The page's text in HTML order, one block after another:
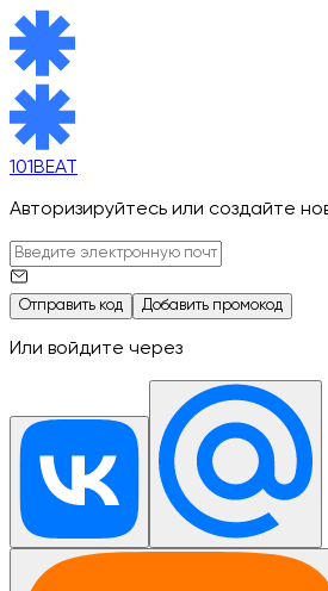
101BEAT
Авторизируйтесь или создайте
Отправить код Добавить промокод
Или войдите через